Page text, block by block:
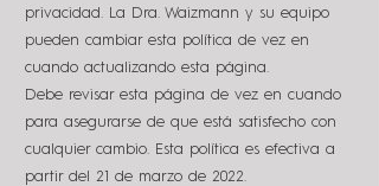
privacidad. La Dra. Waizmann y su equipo
pueden cambiar esta política de vez en
cuando actualizando esta página.
Debe revisar esta página de vez en cuando
para asegurarse de que está satisfecho con
cualquier cambio. Esta política es efectiva a
partir del 21 de marzo de 2022.